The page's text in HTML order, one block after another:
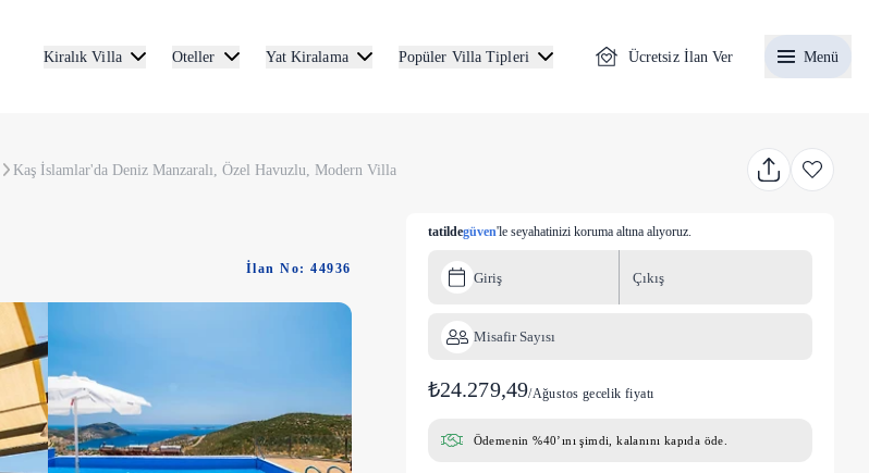
Kiralık Villa
Oteller Yat Kiralama Popüler Villa Tipleri Ücretsiz İlan Ver Menü
Kaş İslamlar'da Deniz Manzaralı, Özel Havuzlu, Modern Villa
İlan No: 44936
tatildegüven'le seyahatinizi koruma altına alıyoruz.
Giriş Çıkış
Misafir Sayısı
₺24.279,49/Ağustos gecelik fiyatı
Ödemenin %40’ını şimdi, kalanını kapıda öde.